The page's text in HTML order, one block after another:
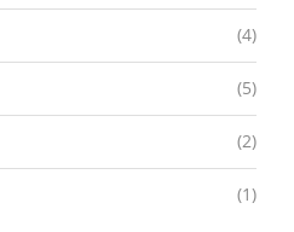
(4)
(5)
(2)
(1)